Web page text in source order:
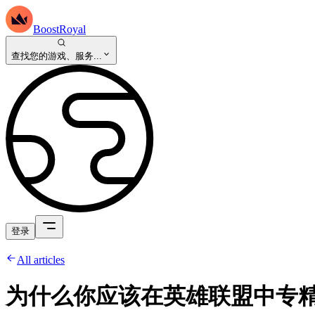
BoostRoyal
查找您的游戏、服务...
登录
All articles
为什么你应该在英雄联盟中专